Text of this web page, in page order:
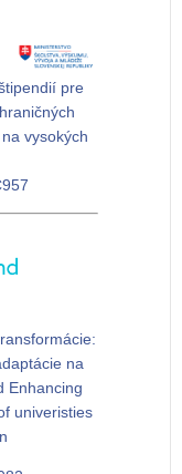
pre
vysokých
na
Enhancing
univeristies